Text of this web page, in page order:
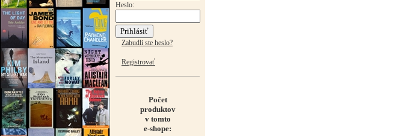
Heslo:
Zabudli ste heslo?
Registrovať
Počet
produktov
v tomto
e-shope: